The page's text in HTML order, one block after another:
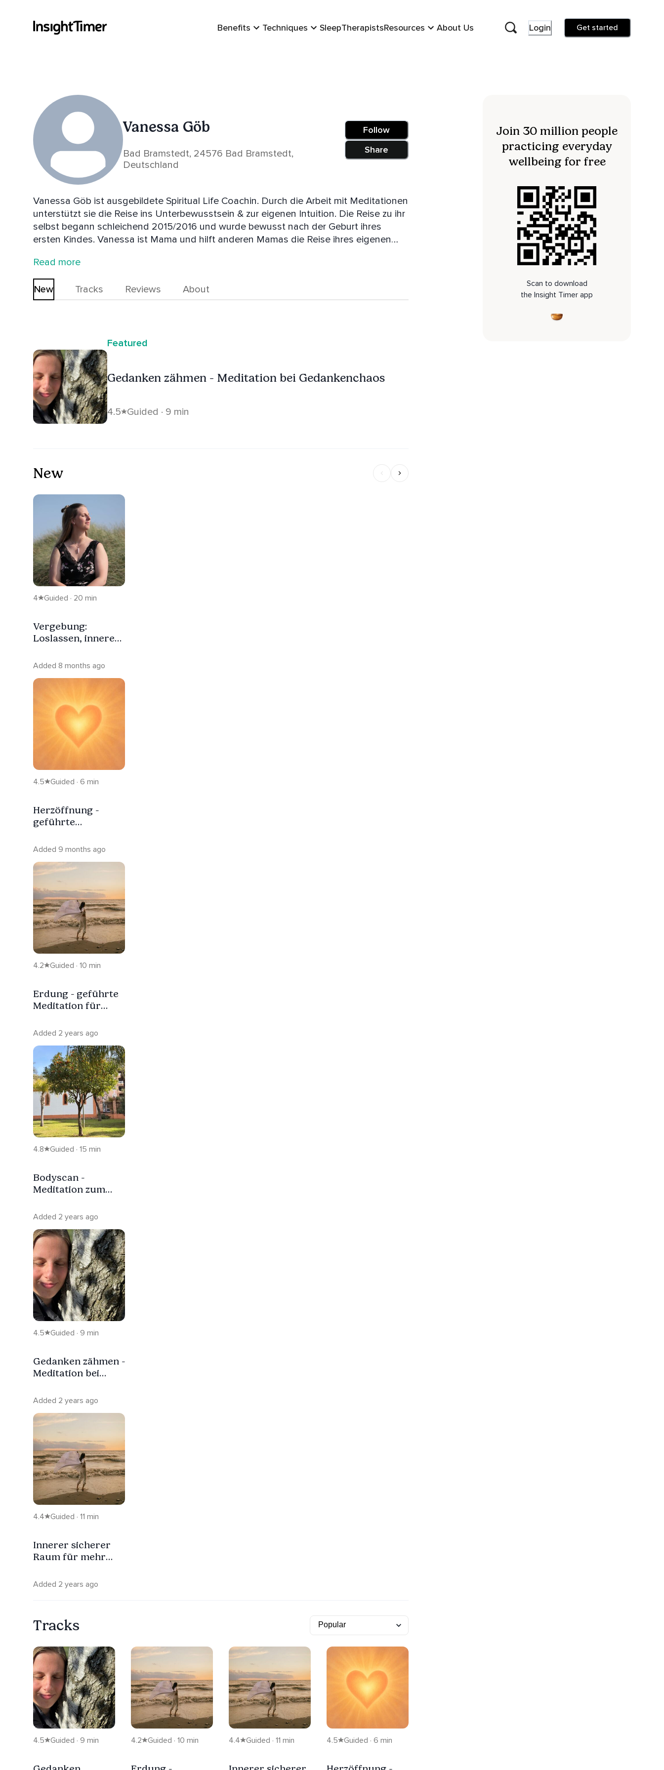
Benefits Techniques SleepTherapistsResources About Us Login Get started
Vanessa Göb
Bad Bramstedt, 24576 Bad Bramstedt,
Deutschland
Follow
Share
Vanessa Göb ist ausgebildete Spiritual Life Coachin. Durch die Arbeit mit Meditationen
unterstützt sie die Reise ins Unterbewusstsein & zur eigenen Intuition. Die Reise zu ihr
selbst begann schleichend 2015/2016 und wurde bewusst nach der Geburt ihres
ersten Kindes. Vanessa ist Mama und hilft anderen Mamas die Reise ihres eigenen
die mehr im Leben wollen, auf der eignen Reise begleiten zu dürfen!
Read more
New Tracks Reviews About
Featured
Gedanken zähmen - Meditation bei Gedankenchaos
4.5 Guided · 9 min
New
4 Guided · 20 min
Vergebung:
Loslassen, inneren
aktivieren
Added 8 months ago
4.5 Guided · 6 min
Herzöffnung -
geführte
Verbindung
Added 9 months ago
4.2 Guided · 10 min
Erdung - geführte
Meditation für
Stabilität
Added 2 years ago
4.8 Guided · 15 min
Bodyscan -
Meditation zum
Added 2 years ago
4.5 Guided · 9 min
Gedanken zähmen -
Meditation bei
Added 2 years ago
4.4 Guided · 11 min
Innerer sicherer
Raum für mehr
Added 2 years ago
Tracks
4.5 Guided · 9 min 4.2 Guided · 10 min 4.4 Guided · 11 min 4.5 Guided · 6 min
Join 30 million people
practicing everyday
wellbeing for free
Scan to download
the Insight Timer app